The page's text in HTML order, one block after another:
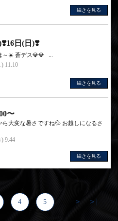
続きを見る
日(日)❣️
～☀️ 蒼デス💎💎 ...
11:10
続きを見る
〜
ら大変な暑さですね💦 お越しになるさ
) 9:44
続きを見る
4 5 ＞ ＞|